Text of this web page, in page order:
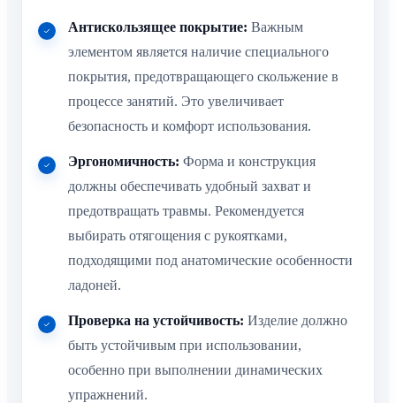
Антискользящее покрытие: Важным
элементом является наличие специального
покрытия, предотвращающего скольжение в
процессе занятий. Это увеличивает
безопасность и комфорт использования.
Эргономичность: Форма и конструкция
должны обеспечивать удобный захват и
предотвращать травмы. Рекомендуется
выбирать отягощения с рукоятками,
подходящими под анатомические особенности
ладоней.
Проверка на устойчивость: Изделие должно
быть устойчивым при использовании,
особенно при выполнении динамических
упражнений.